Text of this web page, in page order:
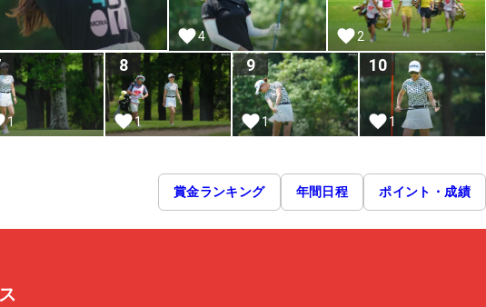
4 2
1
8
1
9
1
10
1
賞金ランキング 年間日程 ポイント・成績